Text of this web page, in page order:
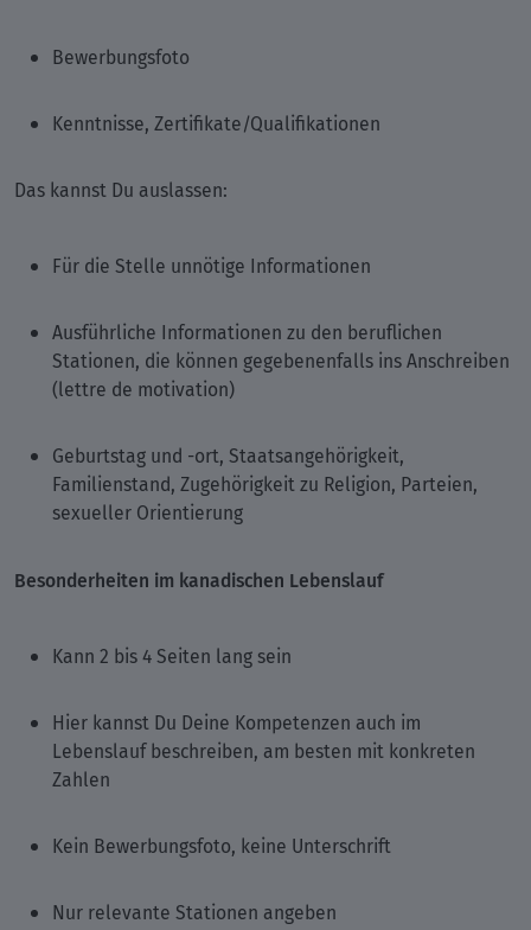
Bewerbungsfoto
Kenntnisse, Zertifikate/Qualifikationen
Das kannst Du auslassen:
Für die Stelle unnötige Informationen
Ausführliche Informationen zu den beruflichen
Stationen, die können gegebenenfalls ins Anschreiben
(lettre de motivation)
Geburtstag und -ort, Staatsangehörigkeit,
Familienstand, Zugehörigkeit zu Religion, Parteien,
sexueller Orientierung
Besonderheiten im kanadischen Lebenslauf
Kann 2 bis 4 Seiten lang sein
Hier kannst Du Deine Kompetenzen auch im
Lebenslauf beschreiben, am besten mit konkreten
Zahlen
Kein Bewerbungsfoto, keine Unterschrift
Nur relevante Stationen angeben